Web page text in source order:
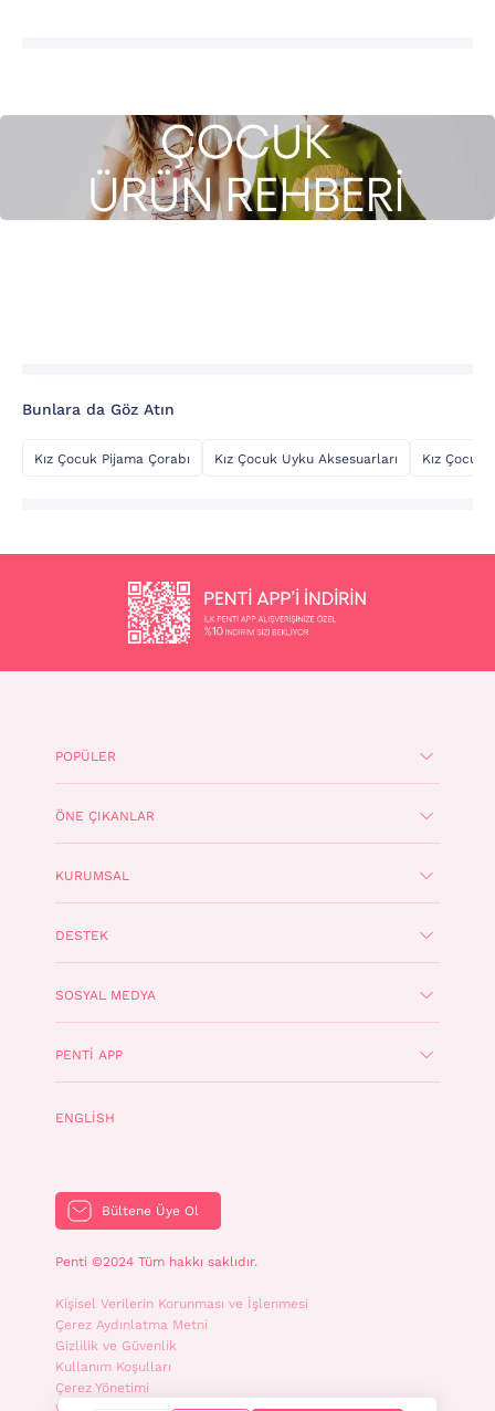
Bunlara da Göz Atın
Kız Çocuk Pijama Çorabı Kız Çocuk Uyku Aksesuarları Kız Çocuk
POPÜLER
ÖNE ÇIKANLAR
KURUMSAL
DESTEK
SOSYAL MEDYA
PENTI APP
ENGLISH
Bültene Üye Ol
Penti ©2024 Tüm hakkı saklıdır.
Kişisel Verilerin Korunması ve İşlenmesi
Çerez Aydınlatma Metni
Gizlilik ve Güvenlik
Kullanım Koşulları
Çerez Yönetimi